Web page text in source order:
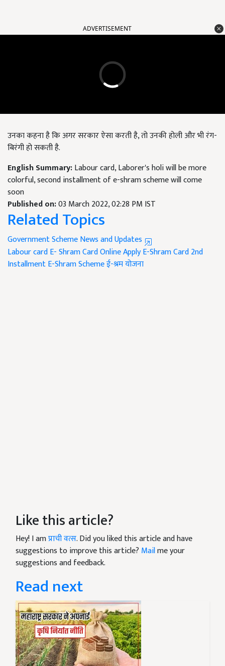
ADVERTISEMENT
उनका कहना है कि अगर सरकार ऐसा करती है, तो उनकी होली और भी रंग-
बिरंगी हो सकती है.
English Summary:Labour card, Laborer's holi will be more
colorful, second installment of e-shram scheme will come
soon
Published on:03 March 2022, 02:28 PM IST
Related Topics
Government Scheme News and Updates
Labour cardE- Shram Card Online ApplyE-Shram Card 2nd
InstallmentE-Shram Schemeई-श्रम योजना
Like this article?
Hey! I amप्राची वत्स. Did you liked this article and have
suggestions to improve this article? Mailme your
suggestions and feedback.
Read next